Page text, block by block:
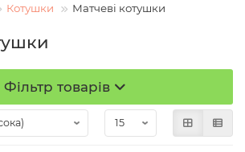
Котушки Матчеві котушки
Фільтр товарів